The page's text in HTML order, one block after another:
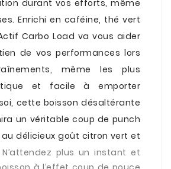
durant vos efforts, même
Enrichi en caféine, thé vert
Carbo Load va vous aider
de vos performances lors
même les plus
et facile à emporter
cette boisson désaltérante
un véritable coup de punch
délicieux goût citron vert et
N’attendez plus un instant et